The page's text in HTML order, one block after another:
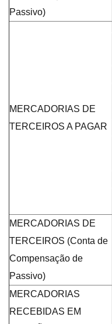
Passivo)
MERCADORIAS DE
TERCEIROS A PAGAR
MERCADORIAS DE
TERCEIROS (Conta de
Compensação de
Passivo)
MERCADORIAS
RECEBIDAS EM